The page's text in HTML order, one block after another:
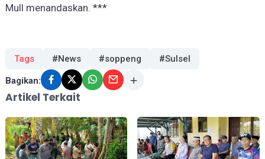
Mull menandaskan. ***
Tags #News #soppeng #Sulsel
Bagikan:
Artikel Terkait